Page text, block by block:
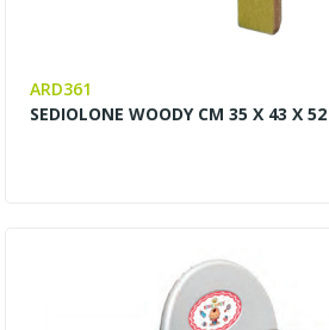
ARD361
SEDIOLONE WOODY CM 35 X 43 X